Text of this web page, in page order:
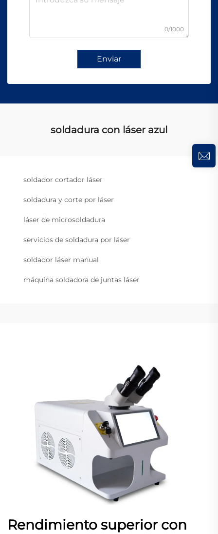
0/1000
Enviar
soldadura con láser azul
soldador cortador láser
soldadura y corte por láser
láser de microsoldadura
servicios de soldadura por láser
soldador láser manual
máquina soldadora de juntas láser
Rendimiento superior con